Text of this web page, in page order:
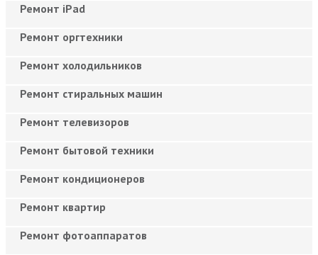
Ремонт iPad
Ремонт оргтехники
Ремонт холодильников
Ремонт стиральных машин
Ремонт телевизоров
Ремонт бытовой техники
Ремонт кондиционеров
Ремонт квартир
Ремонт фотоаппаратов